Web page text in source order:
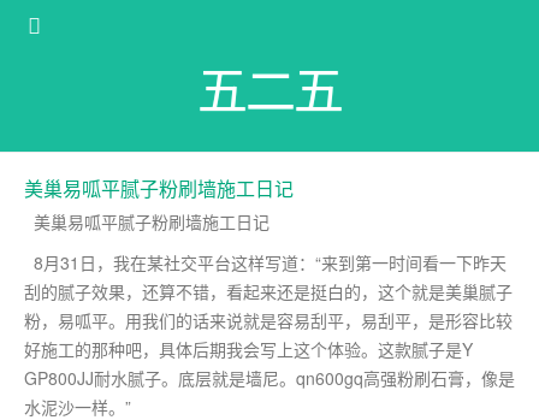
五二五
美巢易呱平腻子粉刷墙施工日记
美巢易呱平腻子粉刷墙施工日记
8月31日，我在某社交平台这样写道：“来到第一时间看一下昨天
刮的腻子效果，还算不错，看起来还是挺白的，这个就是美巢腻子
粉，易呱平。用我们的话来说就是容易刮平，易刮平，是形容比较
好施工的那种吧，具体后期我会写上这个体验。这款腻子是Y
GP800JJ耐水腻子。底层就是墙尼。qn600gq高强粉刷石膏，像是
水泥沙一样。”